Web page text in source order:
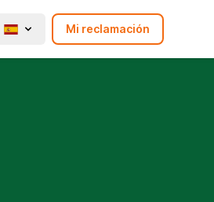
Mi reclamación